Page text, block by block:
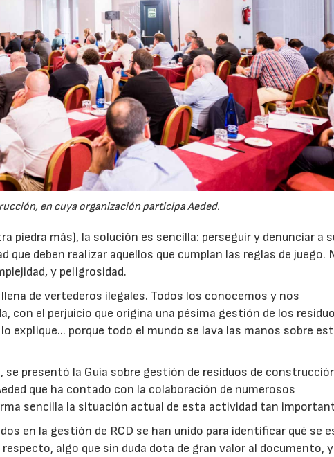
en cuya organización participa Aeded.
piedra más), la solución es sencilla: perseguir y denunciar a
deben realizar aquellos que cumplan las reglas de juego.
y peligrosidad.
de vertederos ilegales. Todos los conocemos y nos
con el perjuicio que origina una pésima gestión de los
explique... porque todo el mundo se lava las manos sobre
se presentó la Guía sobre gestión de residuos de
que ha contado con la colaboración de numerosos
sencilla la situación actual de esta actividad tan
en la gestión de RCD se han unido para identificar qué se
algo que sin duda dota de gran valor al documento,